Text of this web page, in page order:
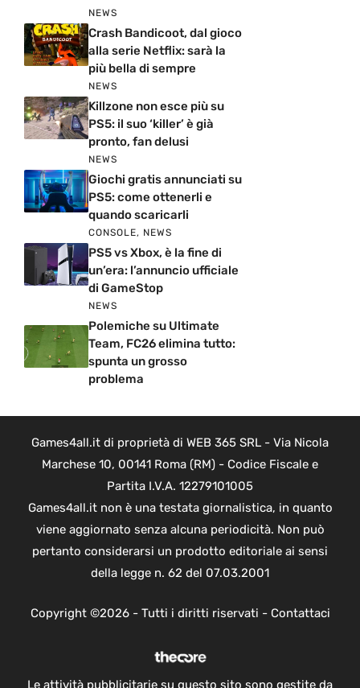
NEWS
Crash Bandicoot, dal gioco
alla serie Netflix: sarà la
più bella di sempre
NEWS
Killzone non esce più su
PS5: il suo ‘killer’ è già
pronto, fan delusi
NEWS
Giochi gratis annunciati su
PS5: come ottenerli e
quando scaricarli
CONSOLE, NEWS
PS5 vs Xbox, è la fine di
un’era: l’annuncio ufficiale
di GameStop
NEWS
Polemiche su Ultimate
Team, FC26 elimina tutto:
spunta un grosso
problema
Games4all.it di proprietà di WEB 365 SRL - Via Nicola
Marchese 10, 00141 Roma (RM) - Codice Fiscale e
Partita I.V.A. 12279101005
Games4all.it non è una testata giornalistica, in quanto
viene aggiornato senza alcuna periodicità. Non può
pertanto considerarsi un prodotto editoriale ai sensi
della legge n. 62 del 07.03.2001
Copyright ©2026 - Tutti i diritti riservati - Contattaci
Le attività pubblicitarie su questo sito sono gestite da